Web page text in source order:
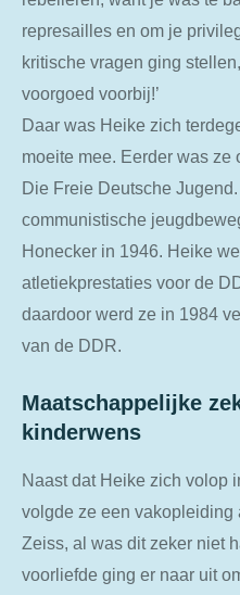
represailles en om je
kritische vragen ging
voorgoed voorbij!’
Daar was Heike zich
moeite mee. Eerder was
Die Freie Deutsche
communistische
Honecker in 1946. Heike
atletiekprestaties voor de
daardoor werd ze in 1984
van de DDR.
Maatschappelijke
kinderwens
Naast dat Heike zich volop
volgde ze een vakopleiding
Zeiss, al was dit zeker niet
voorliefde ging er naar uit